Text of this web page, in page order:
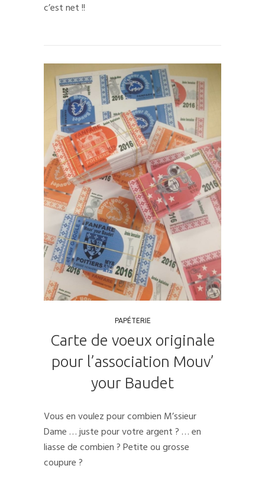
c’est net !!
PAPÉTERIE
Carte de voeux originale
pour l’association Mouv’
your Baudet
Vous en voulez pour combien M’ssieur
Dame … juste pour votre argent ? … en
liasse de combien ? Petite ou grosse
coupure ?